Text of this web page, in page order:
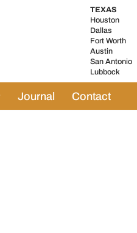
TEXAS
Houston
Dallas
Fort Worth
Austin
San Antonio
Lubbock
Journal Contact